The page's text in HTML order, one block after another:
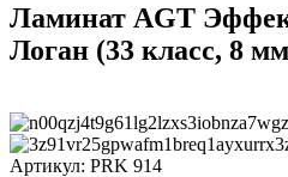
Ламинат AGT
Логан (33 класс, 8
Артикул: PRK 914